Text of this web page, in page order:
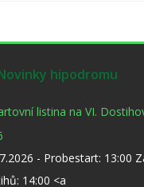
hipodromu
listina na VI.
- Probestart: 13:00
14:00 <a